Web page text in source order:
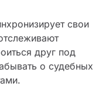
свои
друг под
о судебных